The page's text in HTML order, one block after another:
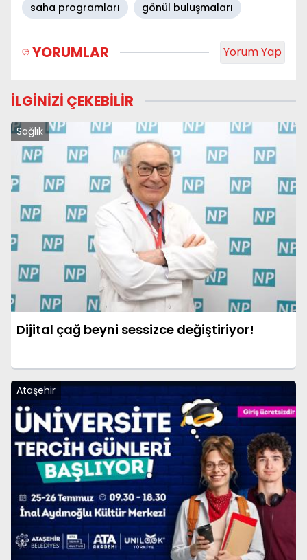
saha programları gönül buluşmaları
YORUMLAR Yorum Yap
İLGİNİZİ ÇEKEBİLİR
Sağlık
Dijital çağ beyni sessizce değiştiriyor!
Ataşehir